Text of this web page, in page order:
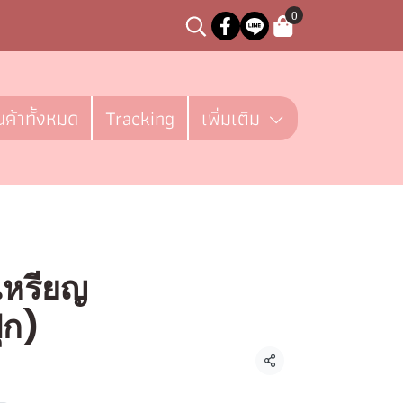
0
าทั้งหมด Tracking เพิ่มเติม
หรียญ
)
แชร์